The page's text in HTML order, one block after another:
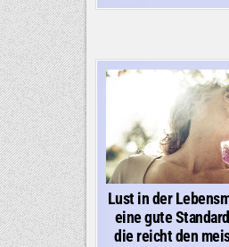
Lust in der
eine gute
die reicht den